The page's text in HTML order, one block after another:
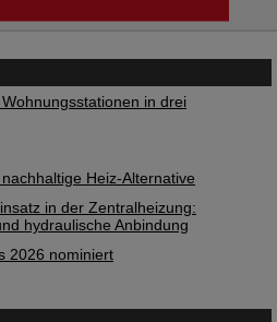
in drei
Heiz-Alternative
in der Zentralheizung:
hydraulische Anbindung
2026 nominiert